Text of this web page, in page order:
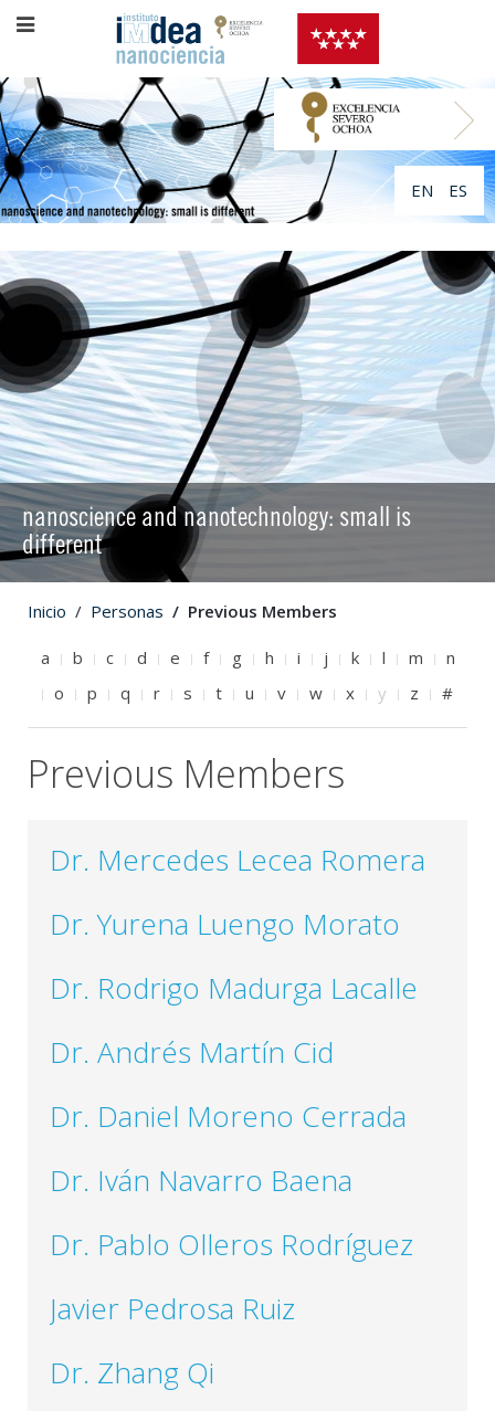
EN ES
nanoscience and nanotechnology: small is
different
Inicio Personas Previous Members
a b c d e f g h i j k l m
n
o
p q r s t u v w x y z #
Previous Members
Dr. Mercedes Lecea Romera
Dr. Yurena Luengo Morato
Dr. Rodrigo Madurga Lacalle
Dr. Andrés Martín Cid
Dr. Daniel Moreno Cerrada
Dr. Iván Navarro Baena
Dr. Pablo Olleros Rodríguez
Javier Pedrosa Ruiz
Dr. Zhang Qi